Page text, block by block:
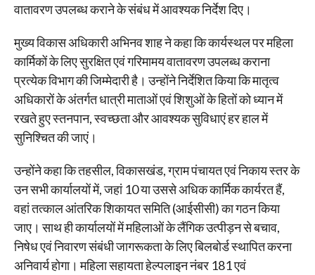
वातावरण उपलब्ध कराने के संबंध में आवश्यक निर्देश दिए।
मुख्य विकास अधिकारी अभिनव शाह ने कहा कि कार्यस्थल पर महिला
कार्मिकों के लिए सुरक्षित एवं गरिमामय वातावरण उपलब्ध कराना
प्रत्येक विभाग की जिम्मेदारी है। उन्होंने निर्देशित किया कि मातृत्व
अधिकारों के अंतर्गत धात्री माताओं एवं शिशुओं के हितों को ध्यान में
रखते हुए स्तनपान, स्वच्छता और आवश्यक सुविधाएं हर हाल में
सुनिश्चित की जाएं।
उन्होंने कहा कि तहसील, विकासखंड, ग्राम पंचायत एवं निकाय स्तर के
उन सभी कार्यालयों में, जहां 10 या उससे अधिक कार्मिक कार्यरत हैं,
वहां तत्काल आंतरिक शिकायत समिति (आईसीसी) का गठन किया
जाए। साथ ही कार्यालयों में महिलाओं के लैंगिक उत्पीड़न से बचाव,
निषेध एवं निवारण संबंधी जागरूकता के लिए बिलबोर्ड स्थापित करना
अनिवार्य होगा। महिला सहायता हेल्पलाइन नंबर 181 एवं